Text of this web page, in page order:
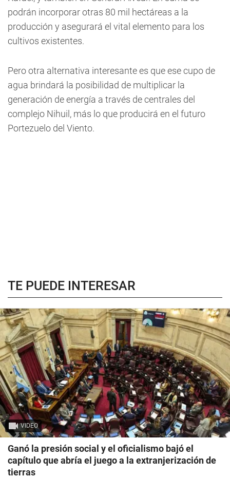
podrán incorporar otras 80 mil hectáreas a la
producción y asegurará el vital elemento para los
cultivos existentes.
Pero otra alternativa interesante es que ese cupo de
agua brindará la posibilidad de multiplicar la
generación de energía a través de centrales del
complejo Nihuil, más lo que producirá en el futuro
Portezuelo del Viento.
TE PUEDE INTERESAR
VIDEO
Ganó la presión social y el oficialismo bajó el
capítulo que abría el juego a la extranjerización de
tierras